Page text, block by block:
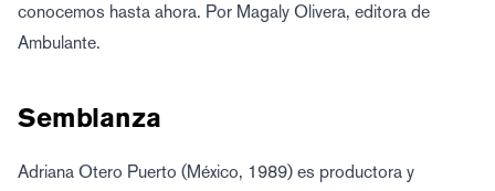
conocemos hasta ahora. Por Magaly Olivera, editora de
Ambulante.
Semblanza
Adriana Otero Puerto (México, 1989) es productora y